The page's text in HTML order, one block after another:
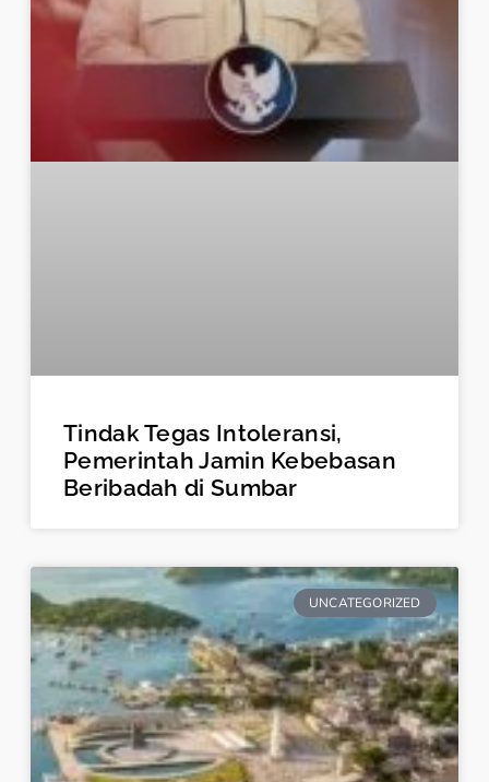
Tindak Tegas Intoleransi,
Pemerintah Jamin Kebebasan
Beribadah di Sumbar
UNCATEGORIZED